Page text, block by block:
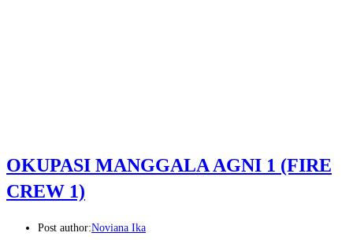
OKUPASI MANGGALA AGNI 1 (FIRE
CREW 1)
Post author:Noviana Ika